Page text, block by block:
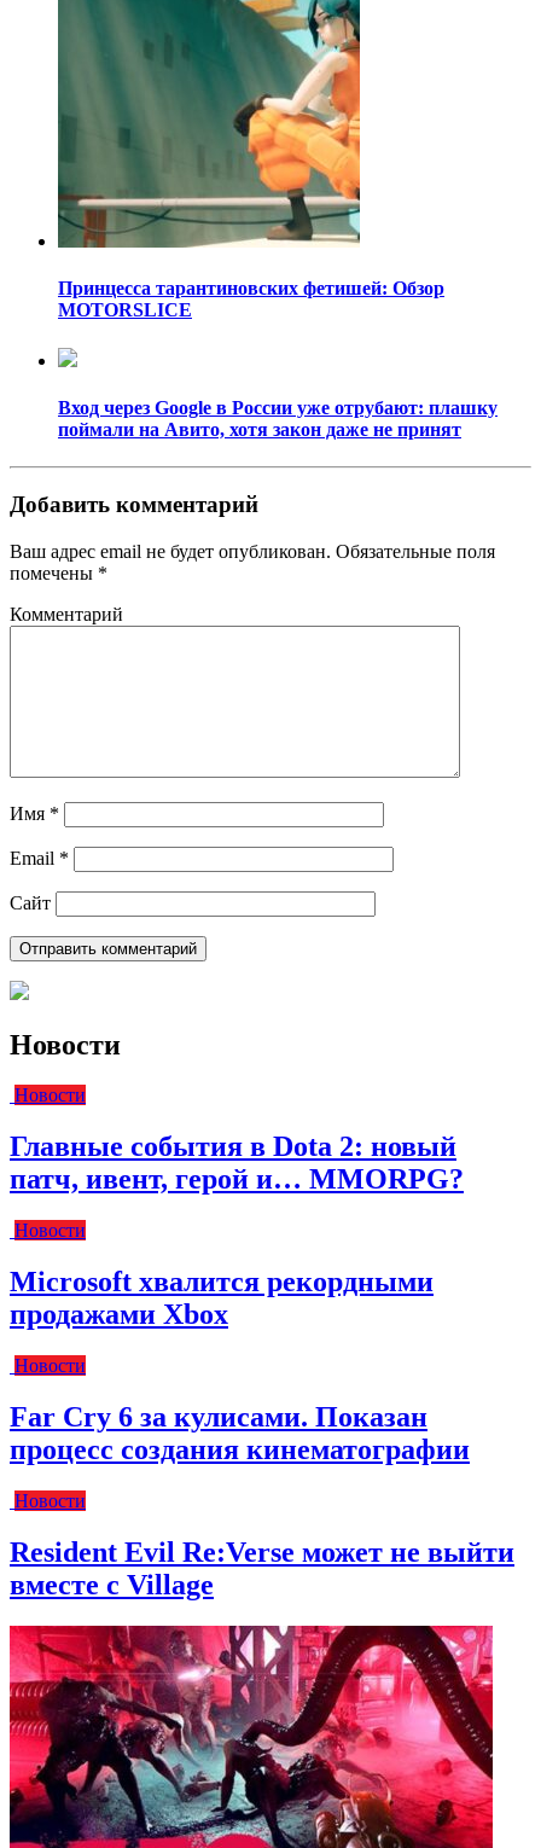
Принцесса тарантиновских фетишей: Обзор
MOTORSLICE
Вход через Google в России уже отрубают: плашку
поймали на Авито, хотя закон даже не принят
Добавить комментарий
Ваш адрес email не будет опубликован. Обязательные поля
помечены *
Комментарий
Имя *
Email *
Сайт
Новости
Новости
Главные события в Dota 2: новый
патч, ивент, герой и… MMORPG?
Новости
Microsoft хвалится рекордными
продажами Xbox
Новости
Far Cry 6 за кулисами. Показан
процесс создания кинематографии
Новости
Resident Evil Re:Verse может не выйти
вместе с Village